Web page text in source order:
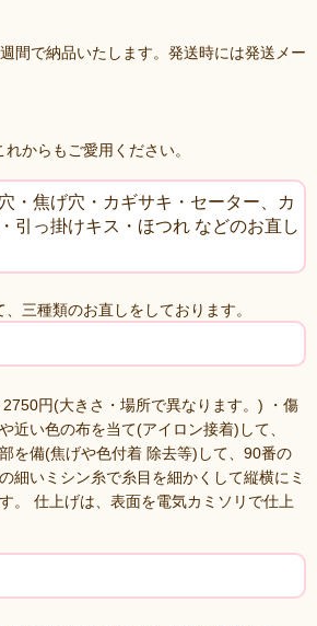
間で納品いたします。発送時には発送メー
からもご愛用ください。
・焦げ穴・カギサキ・セーター、カ
引っ掛けキス・ほつれ などのお直し
三種類のお直しをしております。
円(大きさ・場所で異なります。) ・傷
近い色の布を当て(アイロン接着)して、
を備(焦げや色付着 除去等)して、90番の
細いミシン糸で糸目を細かくして縦横にミ
。 仕上げは、表面を電気カミソリで仕上